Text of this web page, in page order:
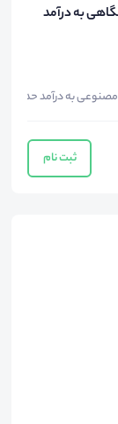
به درآمد
به درآمد
ثبت نام